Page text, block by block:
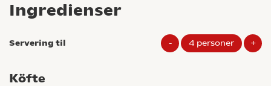
Ingredienser
Servering til - 4 personer +
Köfte